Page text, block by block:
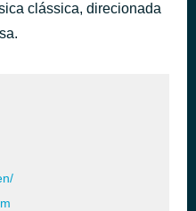
clássica, direcionada